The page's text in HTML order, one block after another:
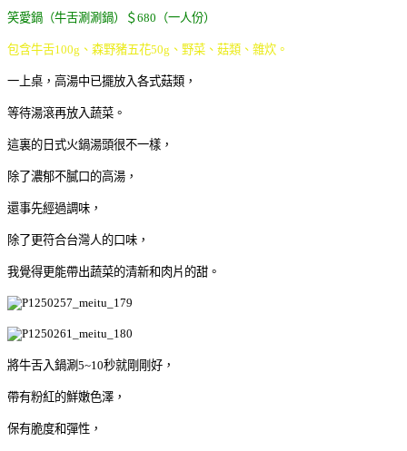
笑愛鍋（牛舌涮涮鍋）＄680（一人份）
包含牛舌100g、森野豬五花50g、野菜、菇類、雜炊。
一上桌，高湯中已擺放入各式菇類，
等待湯滾再放入蔬菜。
這裏的日式火鍋湯頭很不一樣，
除了濃郁不膩口的高湯，
還事先經過調味，
除了更符合台灣人的口味，
我覺得更能帶出蔬菜的清新和肉片的甜。
將牛舌入鍋涮5~10秒就剛剛好，
帶有粉紅的鮮嫩色澤，
保有脆度和彈性，